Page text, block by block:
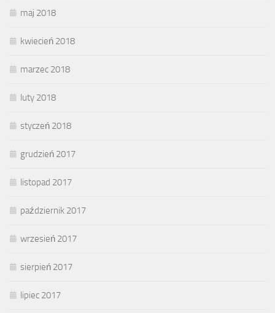
maj 2018
kwiecień 2018
marzec 2018
luty 2018
styczeń 2018
grudzień 2017
listopad 2017
październik 2017
wrzesień 2017
sierpień 2017
lipiec 2017